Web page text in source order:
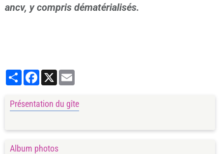
ancv, y compris dématérialisés.
PartagerFacebook
Présentation du gîte
Album photos